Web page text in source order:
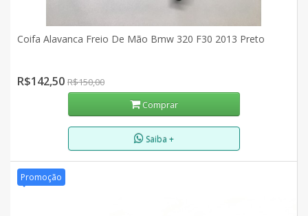
Coifa Alavanca Freio De Mão Bmw 320 F30 2013 Preto
R$142,50 R$150,00
Comprar
Saiba +
Promoção